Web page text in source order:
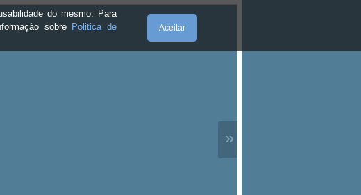
do mesmo. Para
sobre Politica de
Aceitar
»